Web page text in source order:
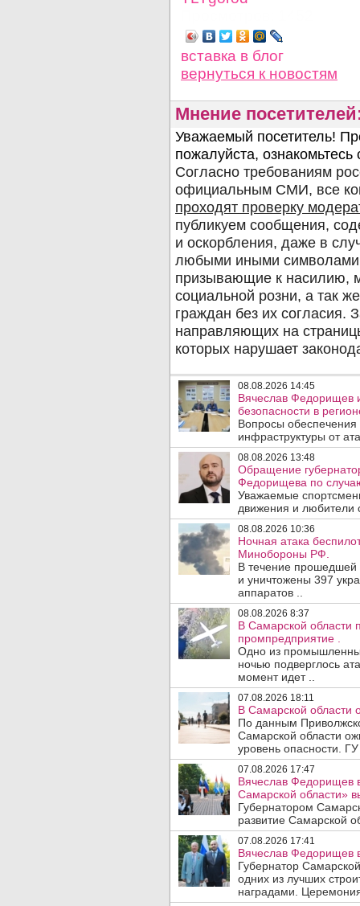
вставка в блог
вернуться к новостям
Мнение
08.08.2026 14:45
Вячеслав Федорищев
безопасности в
Вопросы обеспечения
инфраструктуры от
08.08.2026 13:48
Обращение
Федорищева по
Уважаемые
движения и любители
08.08.2026 10:36
Ночная атака
Минобороны РФ.
В течение
и уничтожены 397
аппаратов ..
08.08.2026 8:37
В Самарской области
промпредприятие .
Одно из
ночью подверглось
момент идет ..
07.08.2026 18:11
В Самарской области
По данным
Самарской области
уровень опасности.
07.08.2026 17:47
Вячеслав Федорищев
Самарской области»
Губернатором
развитие Самарской
07.08.2026 17:41
Вячеслав Федорищев
Губернатор
одних из лучших
наградами.